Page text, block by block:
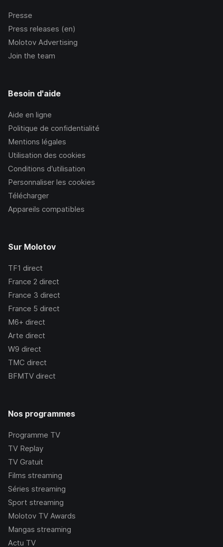
Presse
Press releases (en)
Molotov Advertising
Join the team
Besoin d'aide
Aide en ligne
Politique de confidentialité
Mentions légales
Utilisation des cookies
Conditions d’utilisation
Personnaliser les cookies
Télécharger
Appareils compatibles
Sur Molotov
TF1 direct
France 2 direct
France 3 direct
France 5 direct
M6+ direct
Arte direct
W9 direct
TMC direct
BFMTV direct
Nos programmes
Programme TV
TV Replay
TV Gratuit
Films streaming
Séries streaming
Sport streaming
Molotov TV Awards
Mangas streaming
Actu TV